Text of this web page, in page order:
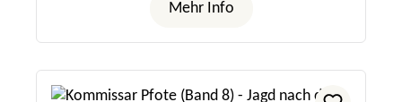
Mehr Info